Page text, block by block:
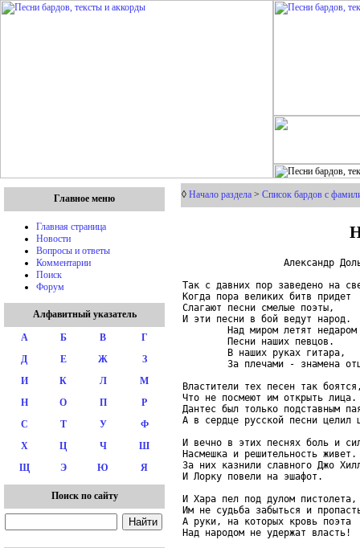
Главное меню
Главная страница
Новости
Вопросы и ответы
Комментарии
Поиск
Форум
Алфавитный указатель
А Б В
Г
Д
Е Ж
З
И
К Л
М
Н
О П
Р
С
Т У
Ф
Х
Ц Ч
Ш
Щ
Э Ю Я
Поиск по сайту
◊ Начало раздела > Список бардов с
Александр
Так с давних пор заведено на
Когда пора великих битв придет
Слагают песни смелые поэты,
И эти песни в бой ведут народ.
        Над миром летят недаром
        Песни наших певцов.
        В наших руках гитара,
За плечами - знамена
Властители тех песен так
Что не посмеют им открыть лица.
Дантес был только подставным
А в сердце русской песни целил
И вечно в этих песнях боль и
Насмешка и решительность живет.
За них казнили славного Джо
И Лорку повели на эшафот.
И Хара пел под дулом пистолета,
Им не судьба забыться и
А руки, на которых кровь поэта
Над народом не удержат власть!